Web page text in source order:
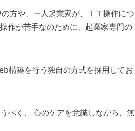
方や、一人起業家が、ＩＴ操作につ
作が苦手なのために、起業家専門の
構築を行う独自の方式を採用してお
べく、 心のケアを意識しながら、無